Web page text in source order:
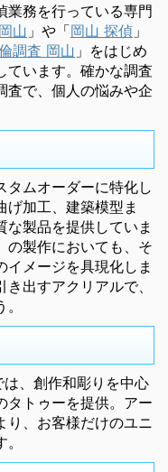
業務を行っている専門
山 」や「岡山 探偵 」
調査 岡山 」をはじめ
ています。確かな調査
査で、個人の悩みや企
タムオーダーに特化し
げ加工、建築模型ま
製品を提供していま
の製作においても、そ
メージを具現化しま
出すアクリアルで、
、創作和彫りを中心
タトゥーを提供。アー
り、お客様だけのユニ